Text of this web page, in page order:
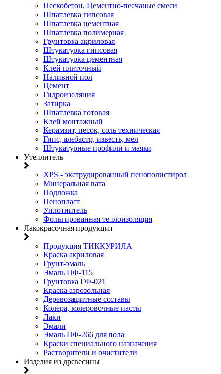
Пескобетон, Цементно-песчаные смеси
Шпатлевка гипсовая
Шпатлевка цементная
Шпатлевка полимерная
Грунтовка акриловая
Штукатурка гипсовая
Штукатурка цементная
Клей плиточный
Наливной пол
Цемент
Гидроизоляция
Затирка
Шпатлевка готовая
Клей монтажный
Керамзит, песок, соль техническая
Гипс, алебастр, известь, мел
Штукатурные профили и маяки
Утеплитель
XPS - экструдированный пенополистирол
Минеральная вата
Подложка
Пенопласт
Уплотнитель
Фольгированная теплоизоляция
Лакокрасочная продукция
Продукция ТИККУРИЛА
Краска акриловая
Грунт-эмаль
Эмаль ПФ-115
Грунтовка ГФ-021
Краска аэрозольная
Деревозащитные составы
Колера, колеровочные пасты
Лаки
Эмали
Эмаль ПФ-266 для пола
Краски специального назначения
Растворители и очистители
Изделия из древесины